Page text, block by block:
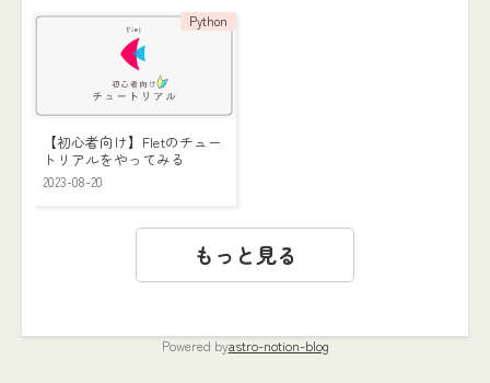
Python
【初心者向け】Fletのチュー
トリアルをやってみる
2023-08-20
もっと見る
Powered byastro-notion-blog